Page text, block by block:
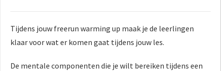
Tijdens jouw freerun warming up maak je de leerlingen
klaar voor wat er komen gaat tijdens jouw les.
De mentale componenten die je wilt bereiken tijdens een